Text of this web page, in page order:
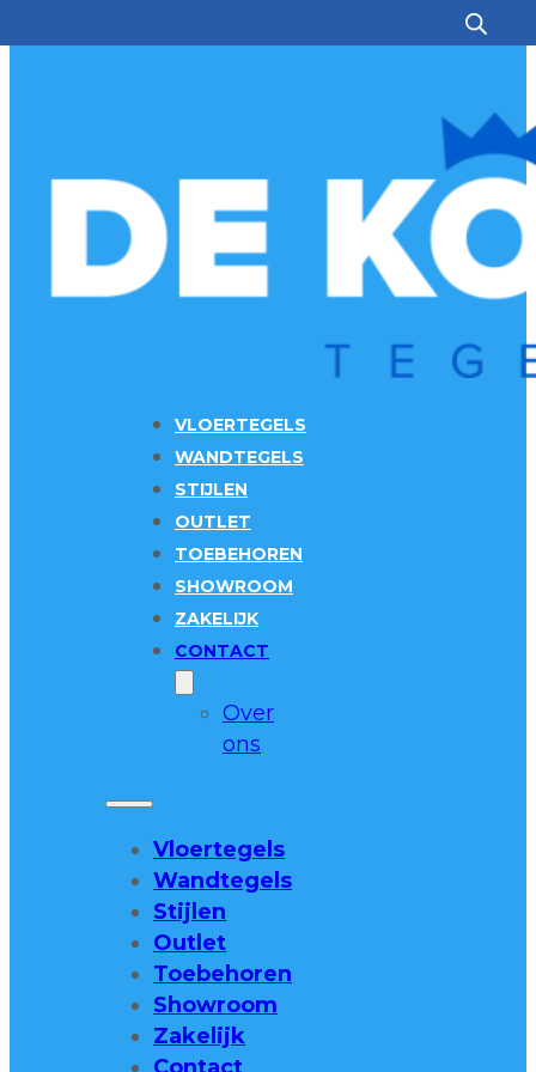
VLOERTEGELS
WANDTEGELS
STIJLEN
OUTLET
TOEBEHOREN
SHOWROOM
ZAKELIJK
CONTACT
Over
ons
Vloertegels
Wandtegels
Stijlen
Outlet
Toebehoren
Showroom
Zakelijk